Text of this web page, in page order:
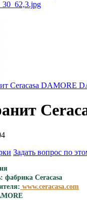
Задать вопрос по
фабрика Ceracasa
www.ceracasa.com